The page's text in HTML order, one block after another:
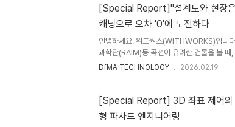
Challenge: 소성 변형의 한계와 3D 메인 구
로 지지하는 메인 구조체(Primary
(Thick Plate) 사용이 필수적입니다. 하지만
[Special Report]"설계도와 현장
캐닝으로 오차 '0'에 도전하다
안녕하세요. 위드웍스(WITHWORKS)입니
과학관(RAIM)등 곡선이 유려한 건물을 볼
다"는 감탄 뒤에, 혹시 이런 궁금증을 가져본
현실, 이 문제를 해결하지 못하면 비정형 건
뿐입니다.오늘은 위드웍스가 3D Laser
떻게 현장의 불확실성을 '예측 가능한 확신'으
DfMA TECHNOLOGY 2026.02.19
[Special Report] 3D 좌표 제어의
형 파사드 엔지니어링